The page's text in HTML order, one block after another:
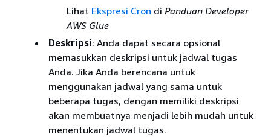
Lihat Ekspresi Cron di Panduan Developer
AWS Glue
Deskripsi: Anda dapat secara opsional
memasukkan deskripsi untuk jadwal tugas
Anda. Jika Anda berencana untuk
menggunakan jadwal yang sama untuk
beberapa tugas, dengan memiliki deskripsi
akan membuatnya menjadi lebih mudah untuk
menentukan jadwal tugas.